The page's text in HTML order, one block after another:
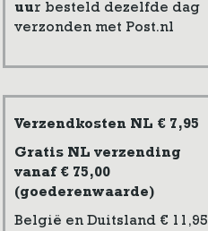
uur besteld dezelfde dag
verzonden met Post.nl
Verzendkosten NL € 7,95
Gratis NL verzending
vanaf € 75,00
(goederenwaarde)
België en Duitsland € 11,95